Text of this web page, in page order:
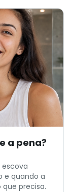
a pena?
e quando a
precisa.